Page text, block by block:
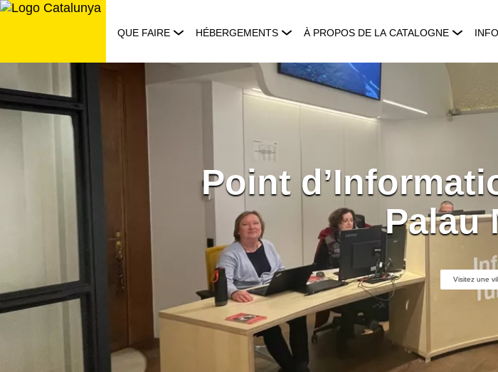
Aller
QUE FAIRE HÉBERGEMENTS À PROPOS DE LA CATALOGNE
Point
Palau
Visitez une